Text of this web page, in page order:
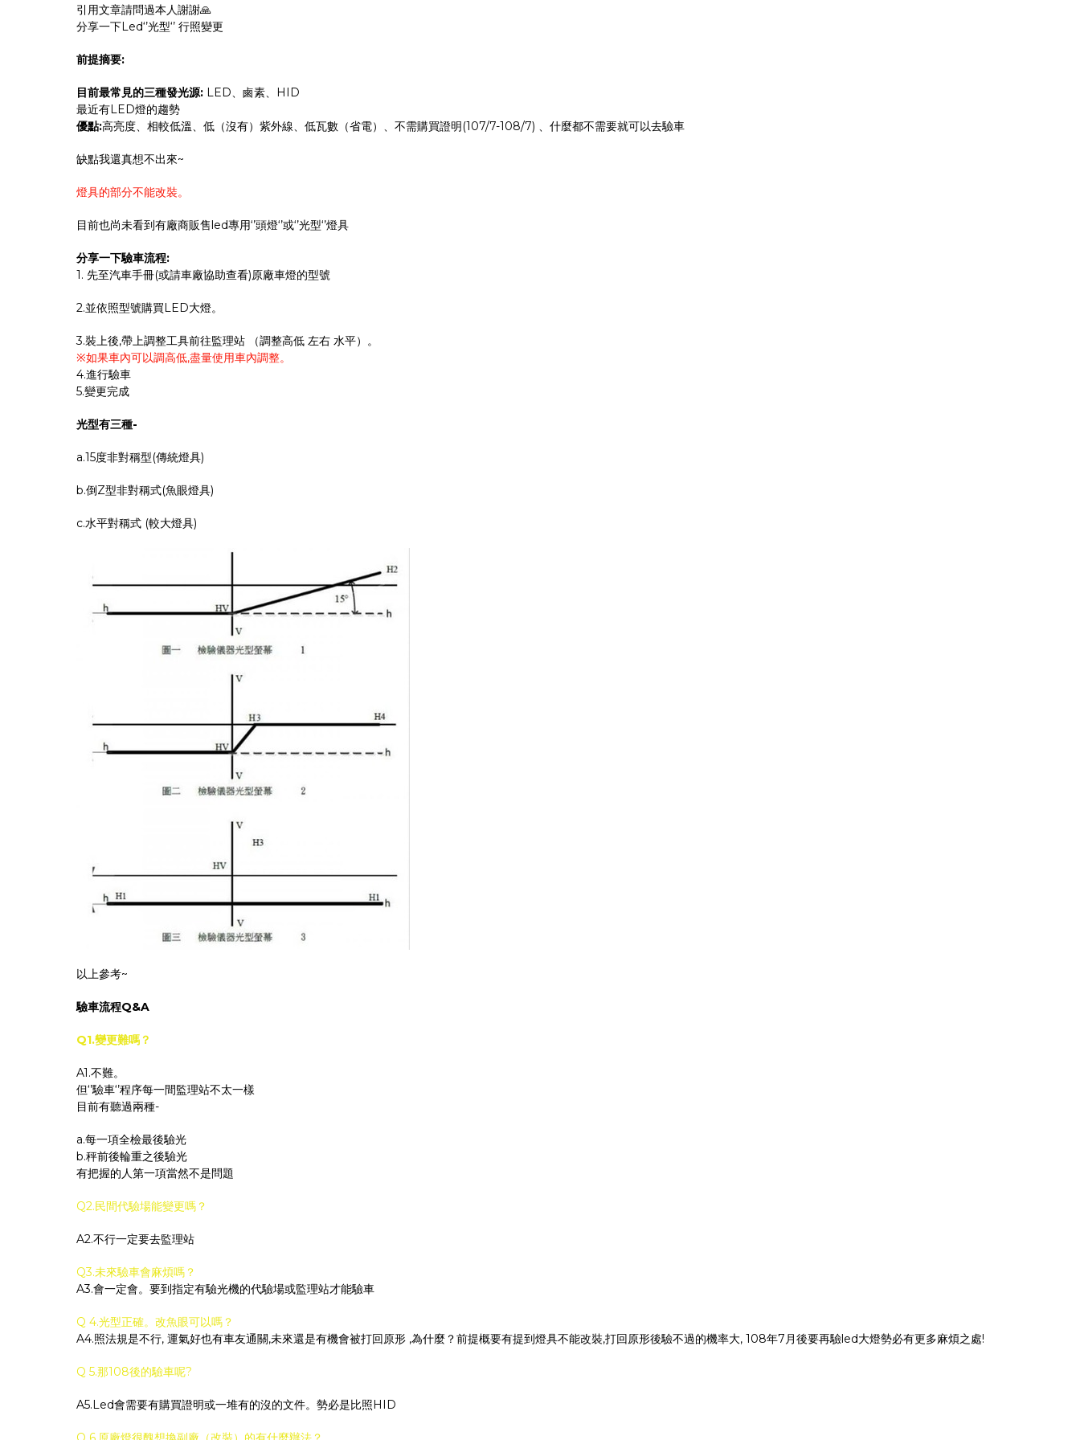
引用文章請問過本人謝謝🙏
分享一下Led‘’光型‘’ 行照變更
前提摘要:
目前最常見的三種發光源: LED、鹵素、HID
最近有LED燈的趨勢
優點:高亮度、相較低溫、低（沒有）紫外線、低瓦數（省電）、不需購買證明(107/7-108/7) 、什麼都不需要就可以去驗車
缺點我還真想不出來~
燈具的部分不能改裝。
目前也尚未看到有廠商販售led專用‘’頭燈‘’或‘’光型‘’燈具
分享一下驗車流程:
1. 先至汽車手冊(或請車廠協助查看)原廠車燈的型號
2.並依照型號購買LED大燈。
3.裝上後,帶上調整工具前往監理站 （調整高低 左右 水平）。
※如果車內可以調高低,盡量使用車內調整。
4.進行驗車
5.變更完成
光型有三種-
a.15度非對稱型(傳統燈具)
b.倒Z型非對稱式(魚眼燈具)
c.水平對稱式 (較大燈具)
以上參考~
驗車流程Q&A
Q1.變更難嗎？
A1.不難。
但‘’驗車‘’程序每一間監理站不太一樣
目前有聽過兩種-
a.每一項全檢最後驗光
b.秤前後輪重之後驗光
有把握的人第一項當然不是問題
Q2.民間代驗場能變更嗎？
A2.不行一定要去監理站
Q3.未來驗車會麻煩嗎？
A3.會一定會。要到指定有驗光機的代驗場或監理站才能驗車
Q 4.光型正確。改魚眼可以嗎？
A4.照法規是不行, 運氣好也有車友通關,未來還是有機會被打回原形 ,為什麼？前提概要有提到燈具不能改裝,打回原形後驗不過的機率大, 108年7月後要再驗led大燈勢必有更多麻煩之處!
Q 5.那108後的驗車呢?
A5.Led會需要有購買證明或一堆有的沒的文件。勢必是比照HID